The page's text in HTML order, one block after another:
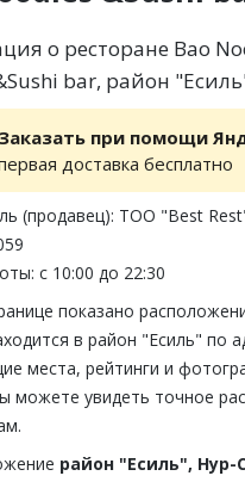
о ресторане Bao
bar, район
Заказать при помощи
доставка бесплатно
(продавец): ТОО "Best
с 10:00 до 22:30
показано
в район "Есиль" по
места, рейтинги и
можете увидеть точное
район "Есиль", Нур-